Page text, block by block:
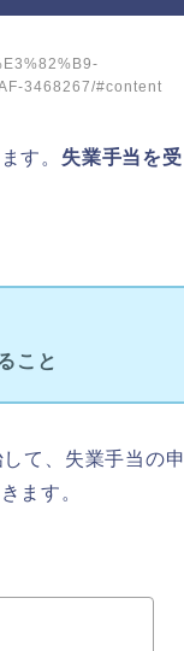
3468267/#content
す。 失業手当を受
こと
て、失業手当の申
ます。